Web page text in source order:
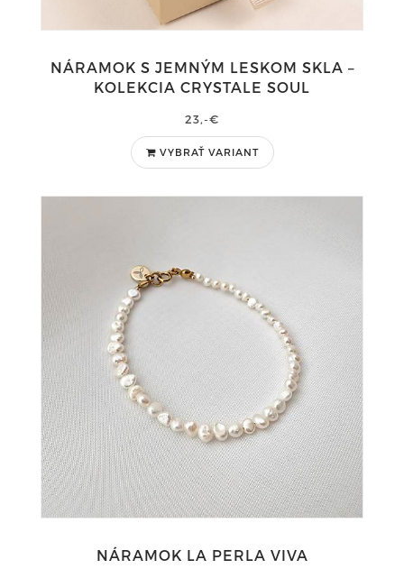
NÁRAMOK S JEMNÝM LESKOM SKLA –
KOLEKCIA CRYSTALE SOUL
23,-€
VYBRAŤ VARIANT
NÁRAMOK LA PERLA VIVA